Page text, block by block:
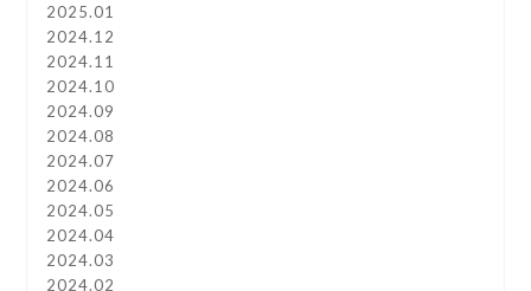
2025.01
2024.12
2024.11
2024.10
2024.09
2024.08
2024.07
2024.06
2024.05
2024.04
2024.03
2024.02